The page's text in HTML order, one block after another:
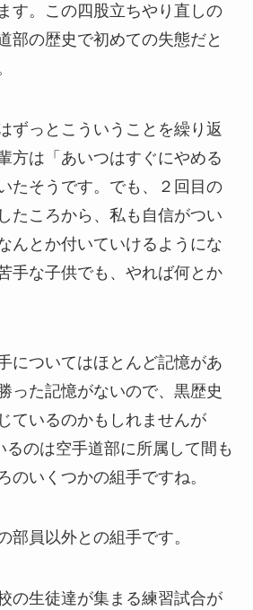
す。この四股立ちやり直しの
部の歴史で初めての失態だと
ずっとこういうことを繰り返
方は「あいつはすぐにやめる
たそうです。でも、２回目の
たころから、私も自信がつい
んとか付いていけるようにな
手な子供でも、やれば何とか
についてはほとんど記憶があ
った記憶がないので、黒歴史
ているのかもしれませんが
るのは空手道部に所属して間も
のいくつかの組手ですね。
部員以外との組手です。
の生徒達が集まる練習試合が